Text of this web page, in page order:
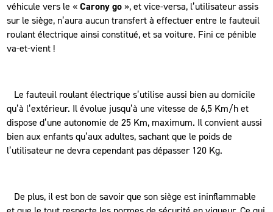
véhicule vers le «Carony go», et vice-versa, l’utilisateur assis
sur le siège, n’aura aucun transfert à effectuer entre le fauteuil
roulant électrique ainsi constitué, et sa voiture. Fini ce pénible
va-et-vient !
Le fauteuil roulant électrique s’utilise aussi bien au domicile
qu’à l’extérieur. Il évolue jusqu’à une vitesse de 6,5 Km/h et
dispose d’une autonomie de 25 Km, maximum. Il convient aussi
bien aux enfants qu’aux adultes, sachant que le poids de
l’utilisateur ne devra cependant pas dépasser 120 Kg.
De plus, il est bon de savoir que son siège est ininflammable